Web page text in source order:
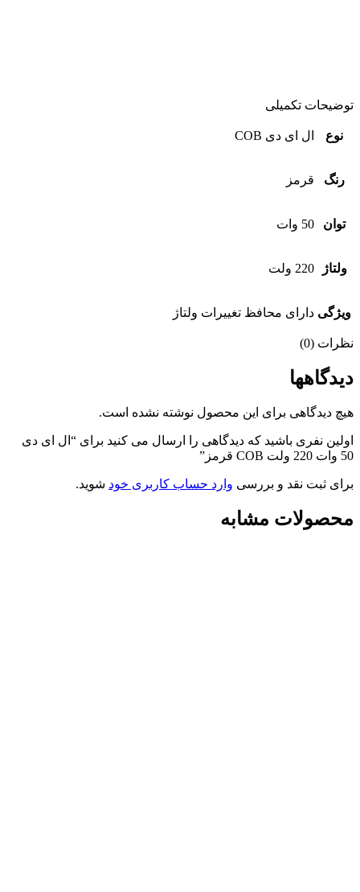
توضیحات تکمیلی
نوع ال ای دی COB
رنگ قرمز
توان 50 وات
ولتاژ 220 ولت
ویژگی دارای محافظ تغییرات ولتاژ
نظرات (0)
دیدگاهها
هیچ دیدگاهی برای این محصول نوشته نشده است.
اولین نفری باشید که دیدگاهی را ارسال می کنید برای “ال ای دی
50 وات 220 ولت COB قرمز”
برای ثبت نقد و بررسی وارد حساب کاربری خود شوید.
محصولات مشابه